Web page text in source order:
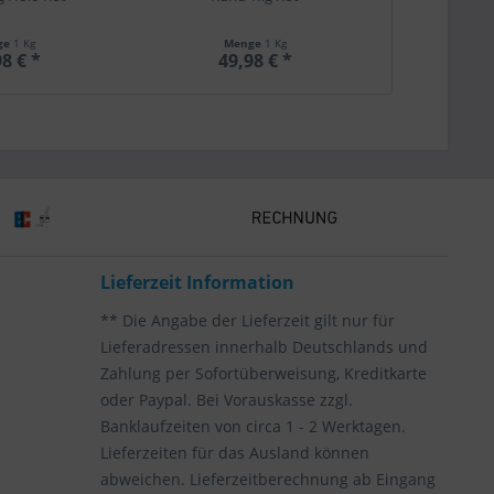
1 Kg
€ *
Menge 1 Kg
49,98 € *
Lieferzeit Information
** Die Angabe der Lieferzeit gilt nur für
Lieferadressen innerhalb Deutschlands und
Zahlung per Sofortüberweisung, Kreditkarte
oder Paypal. Bei Vorauskasse zzgl.
Banklaufzeiten von circa 1 - 2 Werktagen.
Lieferzeiten für das Ausland können
abweichen. Lieferzeitberechnung ab Eingang